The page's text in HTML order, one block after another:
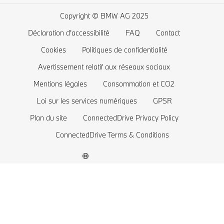
BMW Série 3
BMW Série 2
BMW Série 1
La famille BMW X1
BMW M
Coût des voitures électriques
Batterie de voiture électrique
Copyright © BMW AG 2025
Déclaration d'accessibilité
FAQ
Contact
Cookies
Politiques de confidentialité
Avertissement relatif aux réseaux sociaux
Mentions légales
Consommation et CO2
Loi sur les services numériques
GPSR
Plan du site
ConnectedDrive Privacy Policy
ConnectedDrive Terms & Conditions